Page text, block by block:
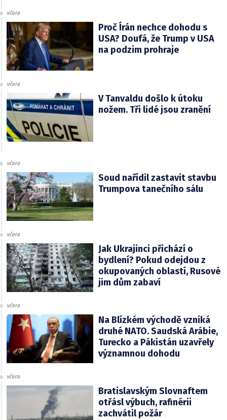
včera
Proč Írán nechce dohodu s
USA? Doufá, že Trump v USA
na podzim prohraje
včera
V Tanvaldu došlo k útoku
nožem. Tři lidé jsou zranění
včera
Soud nařídil zastavit stavbu
Trumpova tanečního sálu
včera
Jak Ukrajinci přichází o
bydlení? Pokud odejdou z
okupovaných oblastí, Rusové
jim dům zabaví
včera
Na Blízkém východě vzniká
druhé NATO. Saudská Arábie,
Turecko a Pákistán uzavřely
významnou dohodu
včera
Bratislavským Slovnaftem
otřásl výbuch, rafinérii
zachvátil požár